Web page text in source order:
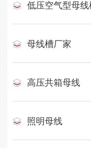
低压空气型母线
母线槽厂家
高压共箱母线
照明母线